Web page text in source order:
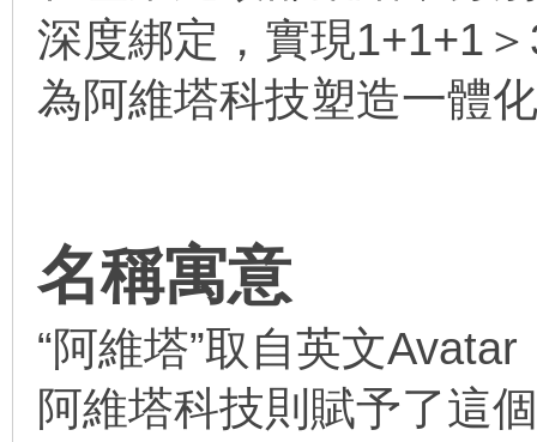
深度綁定，實現1+1+1
為阿維塔科技塑造一體
名稱寓意
“阿維塔”取自英文Avatar
阿維塔科技則賦予了這